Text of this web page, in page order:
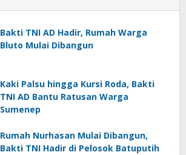
Bakti TNI AD Hadir, Rumah Warga
Bluto Mulai Dibangun
Kaki Palsu hingga Kursi Roda, Bakti
TNI AD Bantu Ratusan Warga
Sumenep
Rumah Nurhasan Mulai Dibangun,
Bakti TNI Hadir di Pelosok Batuputih